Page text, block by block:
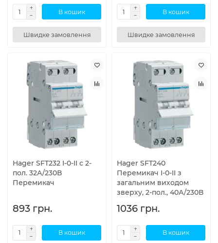
В кошик
Швидке замовлення
В кошик
Швидке замовлення
Hager SFT232 I-0-II с 2-
пол. 32А/230В
Перемикач
893 грн.
В кошик
Hager SFT240
Перемикач I-0-II з
загальним виходом
зверху, 2-пол., 40А/230В
1036 грн.
В кошик